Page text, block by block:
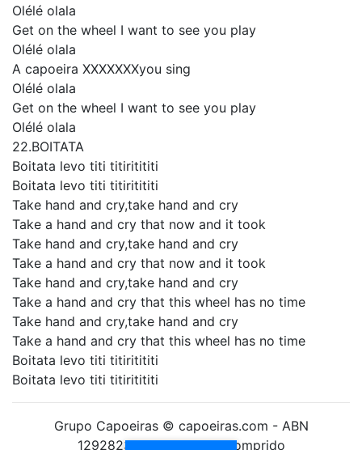
Olélé olala
Get on the wheel I want to see you play
Olélé olala
A capoeira XXXXXXXyou sing
Olélé olala
Get on the wheel I want to see you play
Olélé olala
22.BOITATA
Boitata levo titi titiritititi
Boitata levo titi titiritititi
Take hand and cry,take hand and cry
Take a hand and cry that now and it took
Take hand and cry,take hand and cry
Take a hand and cry that now and it took
Take hand and cry,take hand and cry
Take a hand and cry that this wheel has no time
Take hand and cry,take hand and cry
Take a hand and cry that this wheel has no time
Boitata levo titi titiritititi
Boitata levo titi titiritititi
Grupo Capoeiras © capoeiras.com - ABN
12928238010 Formado Comprido